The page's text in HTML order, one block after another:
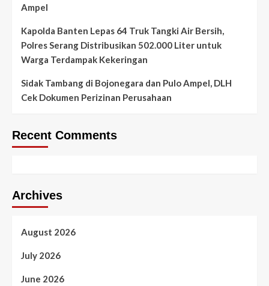
Ampel
Kapolda Banten Lepas 64 Truk Tangki Air Bersih,
Polres Serang Distribusikan 502.000 Liter untuk
Warga Terdampak Kekeringan
Sidak Tambang di Bojonegara dan Pulo Ampel, DLH
Cek Dokumen Perizinan Perusahaan
Recent Comments
Archives
August 2026
July 2026
June 2026